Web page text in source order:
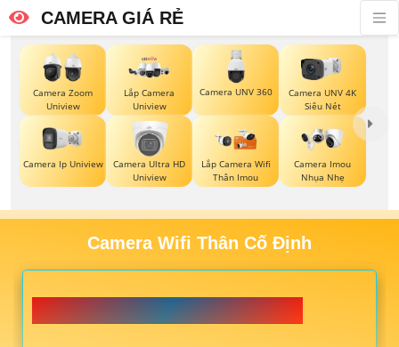
CAMERA GIÁ RẺ
Camera Zoom
Uniview
Lắp Camera
Uniview
Camera UNV 360
Camera UNV 4K
Siêu Nét
Camera Ip Uniview
Camera Ultra HD
Uniview
Lắp Camera Wifi
Thân Imou
Camera Imou
Nhụa Nhẹ
Camera Wifi Thân Cố Định